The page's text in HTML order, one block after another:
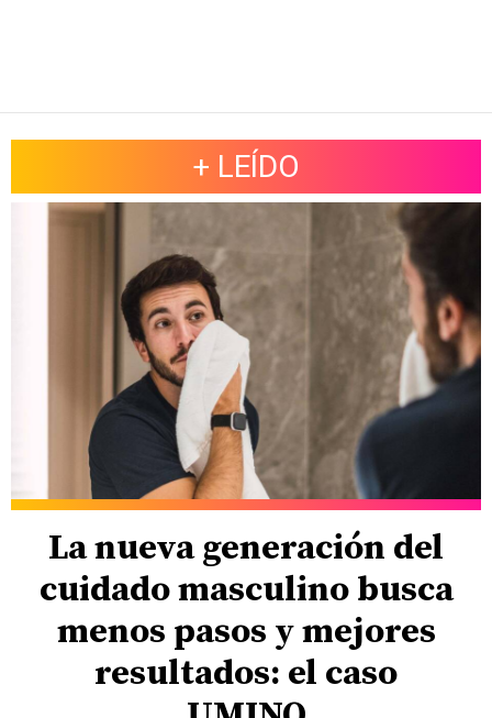
+ LEÍDO
La nueva generación del
cuidado masculino busca
menos pasos y mejores
resultados: el caso